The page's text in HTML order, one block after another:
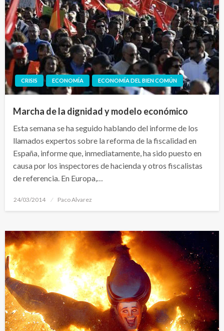
CRISIS ECONOMÍA ECONOMÍA DEL BIEN COMÚN
Marcha de la dignidad y modelo económico
Esta semana se ha seguido hablando del informe de los
llamados expertos sobre la reforma de la fiscalidad en
España, informe que, inmediatamente, ha sido puesto en
causa por los inspectores de hacienda y otros fiscalistas
de referencia. En Europa,…
Publicado
24/03/2014 Paco Alvarez